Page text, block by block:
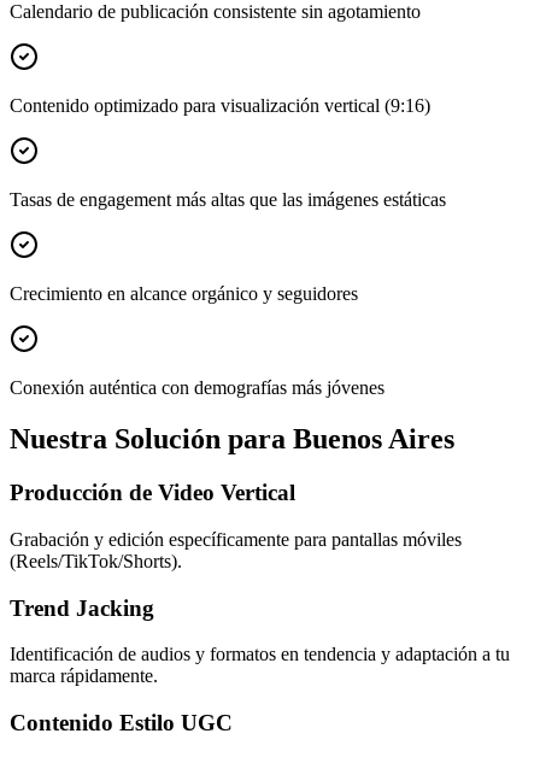
Calendario de publicación consistente sin agotamiento
Contenido optimizado para visualización vertical (9:16)
Tasas de engagement más altas que las imágenes estáticas
Crecimiento en alcance orgánico y seguidores
Conexión auténtica con demografías más jóvenes
Nuestra Solución para Buenos Aires
Producción de Video Vertical
Grabación y edición específicamente para pantallas móviles
(Reels/TikTok/Shorts).
Trend Jacking
Identificación de audios y formatos en tendencia y adaptación a tu
marca rápidamente.
Contenido Estilo UGC